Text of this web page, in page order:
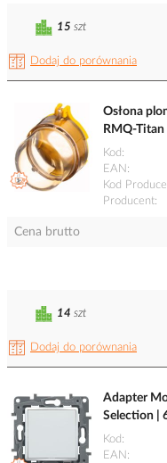
Dodaj do porównania
15 szt
Osłona
RMQ-
Kod
EAN
Kod
Producent
Cena brutto
Dodaj do porównania
14 szt
Adapter
Selection |
Kod
EAN